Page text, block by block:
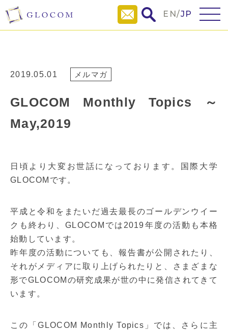
EN/JP
2019.05.01 メルマガ
GLOCOM Monthly Topics ～
May,2019
日頃より大変お世話になっております。国際大学
GLOCOMです。
平成と令和をまたいだ過去最長のゴールデンウイー
クも終わり、GLOCOMでは2019年度の活動も本格
始動しています。
昨年度の活動についても、報告書が公開されたり、
それがメディアに取り上げられたりと、さまざまな
形でGLOCOMの研究成果が世の中に発信されてきて
います。
この「GLOCOM Monthly Topics」では、さらに主